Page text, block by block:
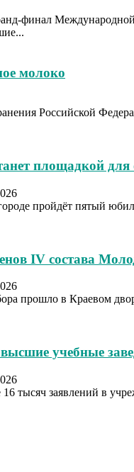
финал
молоко
Российской
площадкой для
пройдёт пятый
IV состава
прошло в Краевом
учебные
тысяч заявлений в